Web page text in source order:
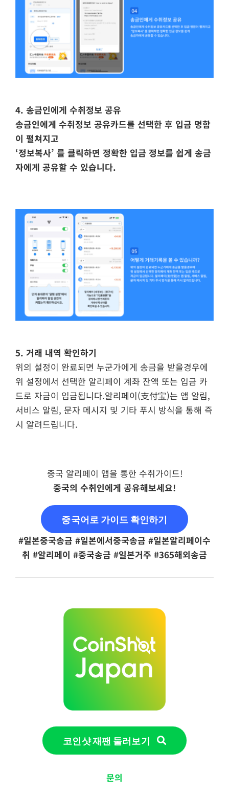
4. 송금인에게 수취정보 공유
송금인에게 수취정보 공유카드를 선택한 후 입금 명함
이 펼쳐지고
‘정보복사’ 를 클릭하면 정확한 입금 정보를 쉽게 송금
자에게 공유할 수 있습니다.
5. 거래 내역 확인하기
위의 설정이 완료되면 누군가에게 송금을 받을경우에
위 설정에서 선택한 알리페이 계좌 잔액 또는 입금 카
드로 자금이 입금됩니다.알리페이(支付宝)는 앱 알림,
서비스 알림, 문자 메시지 및 기타 푸시 방식을 통해 즉
시 알려드립니다.
중국 알리페이 앱을 통한 수취가이드!
중국의 수취인에게 공유해보세요!
중국어로 가이드 확인하기
#일본중국송금 #일본에서중국송금 #일본알리페이수
취 #알리페이 #중국송금 #일본거주 #365해외송금
코인샷 재팬 둘러보기
문의